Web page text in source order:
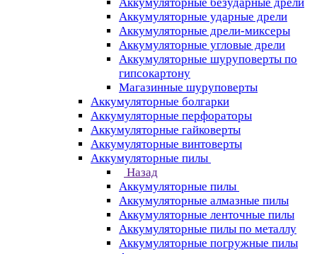
Аккумуляторные ударные дрели
Аккумуляторные дрели-миксеры
Аккумуляторные угловые дрели
Аккумуляторные шуруповерты по
гипсокартону
Магазинные шуруповерты
Аккумуляторные болгарки
Аккумуляторные перфораторы
Аккумуляторные гайковерты
Аккумуляторные винтоверты
Аккумуляторные пилы
Назад
Аккумуляторные пилы
Аккумуляторные алмазные пилы
Аккумуляторные ленточные пилы
Аккумуляторные пилы по металлу
Аккумуляторные погружные пилы